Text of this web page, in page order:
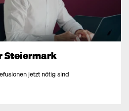
Steiermark
jetzt nötig sind